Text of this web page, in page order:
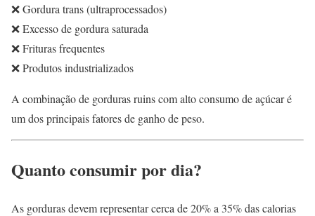
❌ Gordura trans (ultraprocessados)
❌ Excesso de gordura saturada
❌ Frituras frequentes
❌ Produtos industrializados
A combinação de gorduras ruins com alto consumo de açúcar é
um dos principais fatores de ganho de peso.
Quanto consumir por dia?
As gorduras devem representar cerca de 20% a 35% das calorias